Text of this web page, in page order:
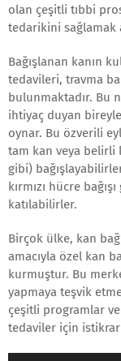
olan çeşitli tıbbi
tedarikini sağlamak
Bağışlanan kanın
tedavileri, travma
bulunmaktadır. Bu
ihtiyaç duyan
oynar. Bu özverili
tam kan veya belirli
gibi)
kırmızı hücre
katılabilirler.
Birçok ülke, kan
amacıyla özel kan
kurmuştur. Bu
yapmaya teşvik
çeşitli programlar
tedaviler için